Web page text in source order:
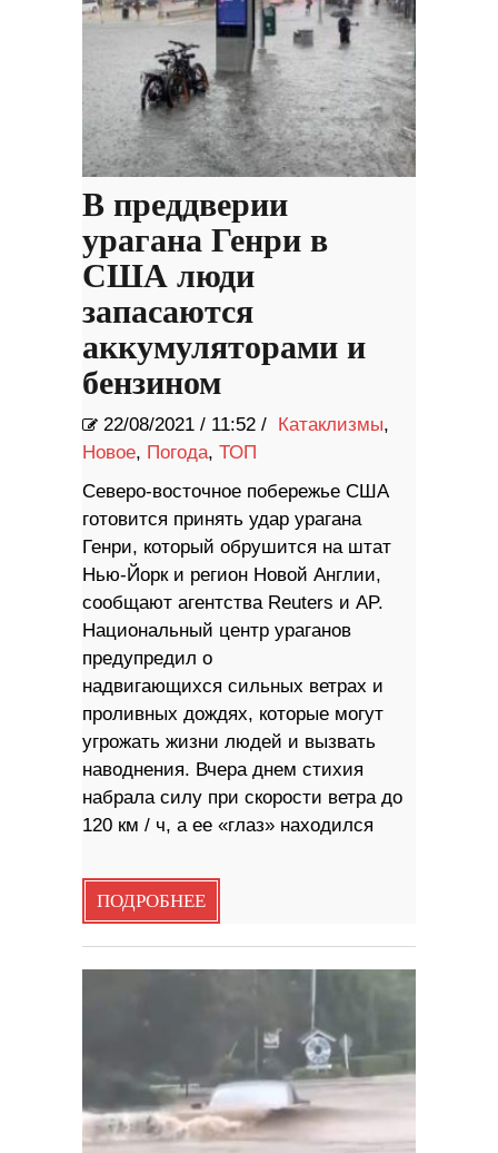
В преддверии
урагана Генри в
США люди
запасаются
аккумуляторами и
бензином
22/08/2021 / 11:52 / Катаклизмы,
Новое, Погода, ТОП
Северо-восточное побережье США
готовится принять удар урагана
Генри, который обрушится на штат
Нью-Йорк и регион Новой Англии,
сообщают агентства Reuters и AP.
Национальный центр ураганов
предупредил о
надвигающихся сильных ветрах и
проливных дождях, которые могут
угрожать жизни людей и вызвать
наводнения. Вчера днем ​​стихия
набрала силу при скорости ветра до
120 км / ч, а ее «глаз» находился
ПОДРОБНЕЕ